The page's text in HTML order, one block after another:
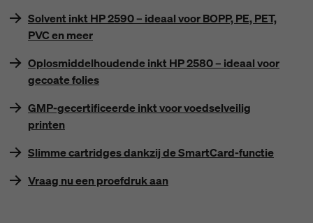
Solvent inkt HP 2590 – ideaal voor BOPP, PE, PET,
PVC en meer
Oplosmiddelhoudende inkt HP 2580 – ideaal voor
gecoate folies
GMP-gecertificeerde inkt voor voedselveilig
printen
Slimme cartridges dankzij de SmartCard-functie
Vraag nu een proefdruk aan